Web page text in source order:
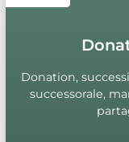
Donation,
successorale,